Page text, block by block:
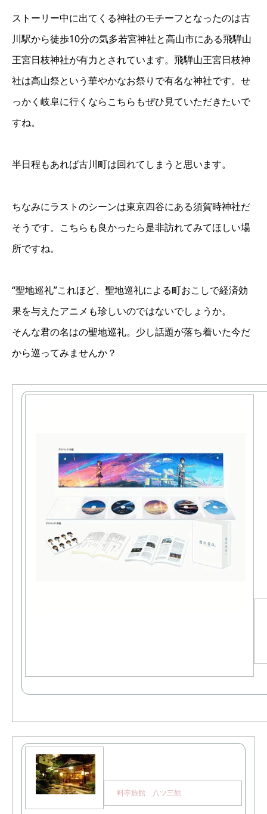
ストーリー中に出てくる神社のモチーフとなったのは古
川駅から徒歩10分の気多若宮神社と高山市にある飛騨山
王宮日枝神社が有力とされています。飛騨山王宮日枝神
社は高山祭という華やかなお祭りで有名な神社です。せ
っかく岐阜に行くならこちらもぜひ見ていただきたいで
すね。
半日程もあれば古川町は回れてしまうと思います。
ちなみにラストのシーンは東京四谷にある須賀時神社だ
そうです。こちらも良かったら是非訪れてみてほしい場
所ですね。
“聖地巡礼”これほど、聖地巡礼による町おこしで経済効
果を与えたアニメも珍しいのではないでしょうか。
そんな君の名はの聖地巡礼。少し話題が落ち着いた今だ
から巡ってみませんか？
料亭旅館 八ツ三館